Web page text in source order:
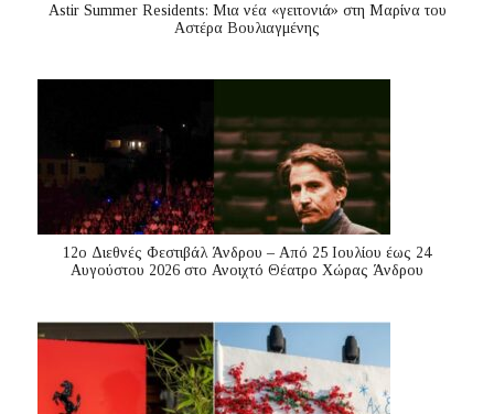
Astir Summer Residents: Μια νέα «γειτονιά» στη Μαρίνα του
Αστέρα Βουλιαγμένης
12ο Διεθνές Φεστιβάλ Άνδρου – Από 25 Ιουλίου έως 24
Αυγούστου 2026 στο Ανοιχτό Θέατρο Χώρας Άνδρου